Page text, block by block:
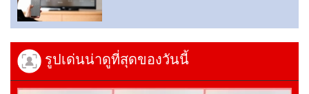
รูปเด่นน่าดูที่สุดของวันนี้